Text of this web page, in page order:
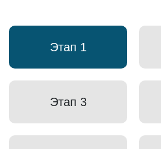
Этап 1
Этап 3